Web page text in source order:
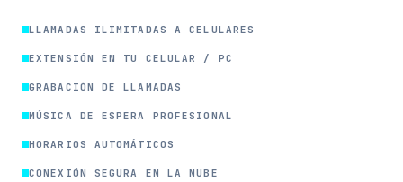
LLAMADAS ILIMITADAS A CELULARES
EXTENSIÓN EN TU CELULAR / PC
GRABACIÓN DE LLAMADAS
MÚSICA DE ESPERA PROFESIONAL
HORARIOS AUTOMÁTICOS
CONEXIÓN SEGURA EN LA NUBE